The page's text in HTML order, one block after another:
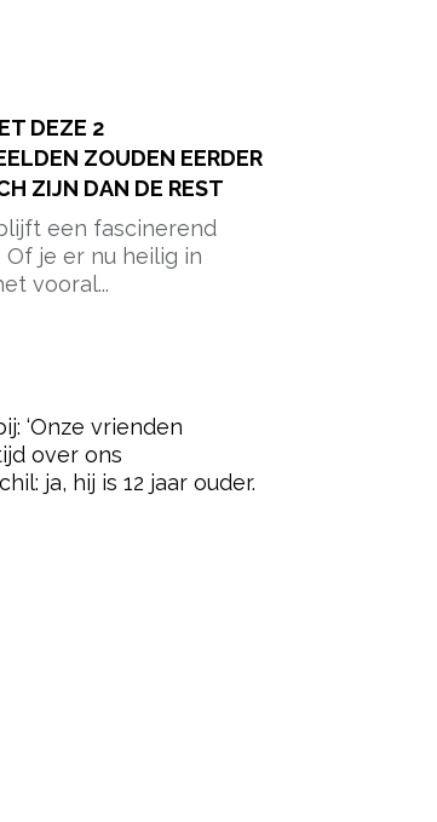
DEZE 2
ZOUDEN EERDER
ZIJN DAN DE REST
een fascinerend
je er nu heilig in
vooral...